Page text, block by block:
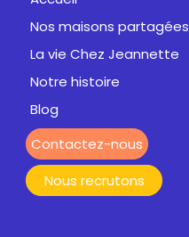
Nos maisons partagées
La vie Chez Jeannette
Notre histoire
Blog
Contactez-nous
Nous recrutons